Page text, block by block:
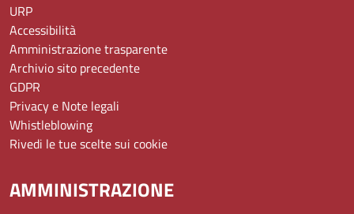
URP
Accessibilità
Amministrazione trasparente
Archivio sito precedente
GDPR
Privacy e Note legali
Whistleblowing
Rivedi le tue scelte sui cookie
AMMINISTRAZIONE